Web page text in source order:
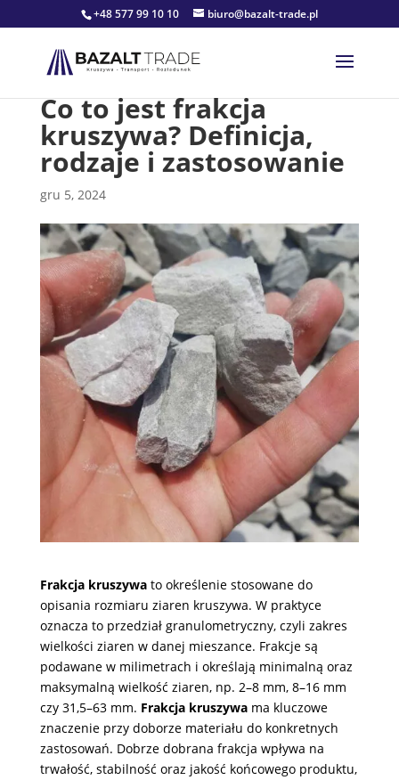
+48 577 99 10 10 biuro@bazalt-trade.pl
Co to jest frakcja
kruszywa? Definicja,
rodzaje i zastosowanie
gru 5, 2024
Frakcja kruszywato określenie stosowane do
opisania rozmiaru ziaren kruszywa. W praktyce
oznacza to przedział granulometryczny, czyli zakres
wielkości ziaren w danej mieszance. Frakcje są
podawane w milimetrach i określają minimalną oraz
maksymalną wielkość ziaren, np. 2–8 mm, 8–16 mm
czy 31,5–63 mm. Frakcja kruszywama kluczowe
znaczenie przy doborze materiału do konkretnych
zastosowań. Dobrze dobrana frakcja wpływa na
trwałość, stabilność oraz jakość końcowego produktu,